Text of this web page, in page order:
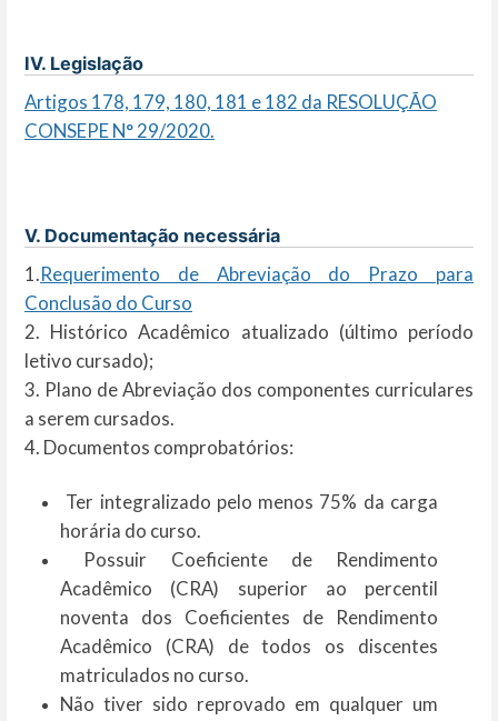
IV. Legislação
Artigos 178, 179, 180, 181 e 182 da RESOLUÇÃO
CONSEPE N° 29/2020.
V. Documentação necessária
1.Requerimento de Abreviação do Prazo para
Conclusão do Curso
2. Histórico Acadêmico atualizado (último período
letivo cursado);
3. Plano de Abreviação dos componentes curriculares
a serem cursados.
4. Documentos comprobatórios:
Ter integralizado pelo menos 75% da carga
horária do curso.
Possuir Coeficiente de Rendimento
Acadêmico (CRA) superior ao percentil
noventa dos Coeficientes de Rendimento
Acadêmico (CRA) de todos os discentes
matriculados no curso.
Não tiver sido reprovado em qualquer um